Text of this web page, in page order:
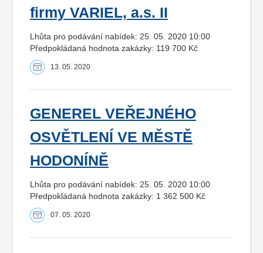
firmy VARIEL, a.s. II
Lhůta pro podávání nabídek: 25. 05. 2020 10:00
Předpokládaná hodnota zakázky: 119 700 Kč
13. 05. 2020
GENEREL VEŘEJNÉHO
OSVĚTLENÍ VE MĚSTĚ
HODONÍNĚ
Lhůta pro podávání nabídek: 25. 05. 2020 10:00
Předpokládaná hodnota zakázky: 1 362 500 Kč
07. 05. 2020